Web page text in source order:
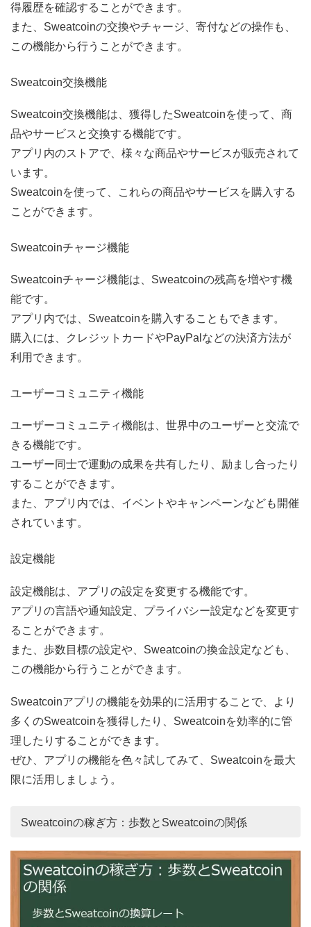
得履歴を確認することができます。
また、Sweatcoinの交換やチャージ、寄付などの操作も、
この機能から行うことができます。
Sweatcoin交換機能
Sweatcoin交換機能は、獲得したSweatcoinを使って、商
品やサービスと交換する機能です。
アプリ内のストアで、様々な商品やサービスが販売されて
います。
Sweatcoinを使って、これらの商品やサービスを購入する
ことができます。
Sweatcoinチャージ機能
Sweatcoinチャージ機能は、Sweatcoinの残高を増やす機
能です。
アプリ内では、Sweatcoinを購入することもできます。
購入には、クレジットカードやPayPalなどの決済方法が
利用できます。
ユーザーコミュニティ機能
ユーザーコミュニティ機能は、世界中のユーザーと交流で
きる機能です。
ユーザー同士で運動の成果を共有したり、励まし合ったり
することができます。
また、アプリ内では、イベントやキャンペーンなども開催
されています。
設定機能
設定機能は、アプリの設定を変更する機能です。
アプリの言語や通知設定、プライバシー設定などを変更す
ることができます。
また、歩数目標の設定や、Sweatcoinの換金設定なども、
この機能から行うことができます。
Sweatcoinアプリの機能を効果的に活用することで、より
多くのSweatcoinを獲得したり、Sweatcoinを効率的に管
理したりすることができます。
ぜひ、アプリの機能を色々試してみて、Sweatcoinを最大
限に活用しましょう。
Sweatcoinの稼ぎ方：歩数とSweatcoinの関係